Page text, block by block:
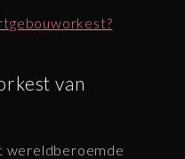
van
wereldberoemde